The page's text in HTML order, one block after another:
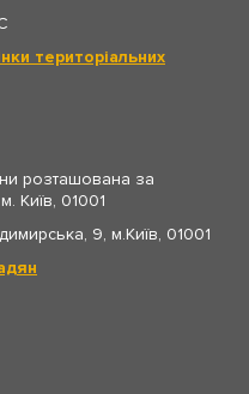
територіальних
розташована за
Київ, 01001
9, м.Київ, 01001